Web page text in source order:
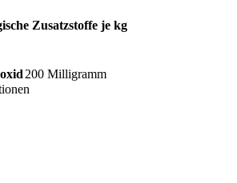
Zusatzstoffe je kg
200 Milligramm